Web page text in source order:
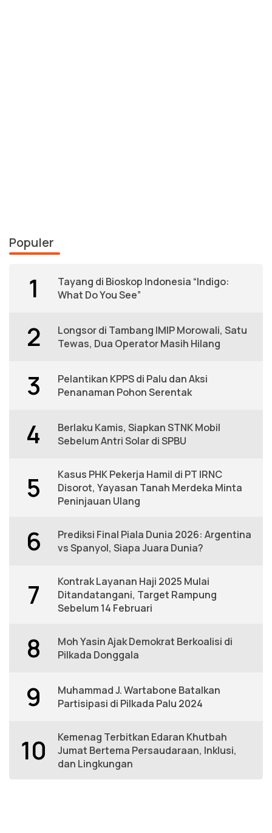
Populer
1
Tayang di Bioskop Indonesia “Indigo:
What Do You See”
2
Longsor di Tambang IMIP Morowali, Satu
Tewas, Dua Operator Masih Hilang
3
Pelantikan KPPS di Palu dan Aksi
Penanaman Pohon Serentak
4
Berlaku Kamis, Siapkan STNK Mobil
Sebelum Antri Solar di SPBU
5
Kasus PHK Pekerja Hamil di PT IRNC
Disorot, Yayasan Tanah Merdeka Minta
Peninjauan Ulang
6
Prediksi Final Piala Dunia 2026: Argentina
vs Spanyol, Siapa Juara Dunia?
7
Kontrak Layanan Haji 2025 Mulai
Ditandatangani, Target Rampung
Sebelum 14 Februari
8
Moh Yasin Ajak Demokrat Berkoalisi di
Pilkada Donggala
9
Muhammad J. Wartabone Batalkan
Partisipasi di Pilkada Palu 2024
10
Kemenag Terbitkan Edaran Khutbah
Jumat Bertema Persaudaraan, Inklusi,
dan Lingkungan